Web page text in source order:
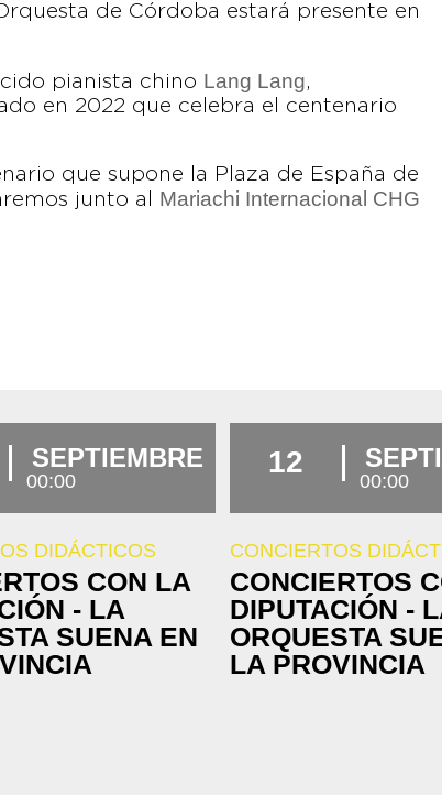
de Córdoba estará presente en
pianista chino Lang Lang,
en 2022 que celebra el centenario
que supone la Plaza de España de
junto al Mariachi Internacional CHG
SEPTIEMBRE
00:00
DIDÁCTICOS
CON LA
- LA
SUENA EN
12
00:00
CONCIERTOS
CONCIERTOS
DIPUTACIÓN -
ORQUESTA
LA PROVINCIA